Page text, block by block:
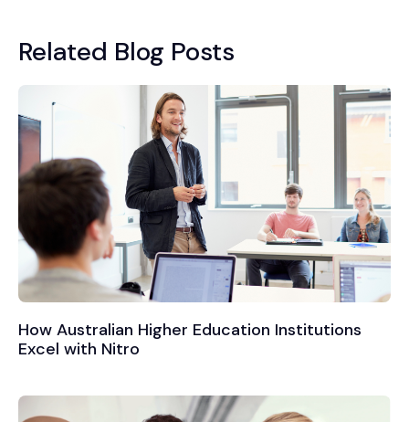
Related Blog Posts
How Australian Higher Education Institutions
Excel with Nitro